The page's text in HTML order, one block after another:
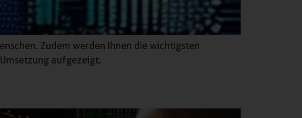
Zudem werden Ihnen die wichtigsten
aufgezeigt.